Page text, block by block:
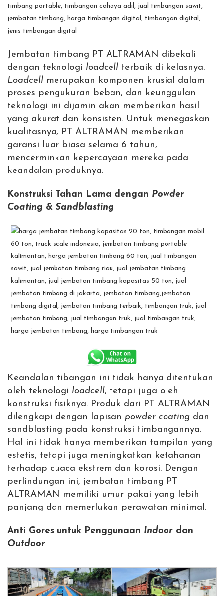
Jembatan timbang PT ALTRAMAN dibekali
dengan teknologi loadcell terbaik di kelasnya.
Loadcell merupakan komponen krusial dalam
proses pengukuran beban, dan keunggulan
teknologi ini dijamin akan memberikan hasil
yang akurat dan konsisten. Untuk menegaskan
kualitasnya, PT ALTRAMAN memberikan
garansi luar biasa selama 6 tahun,
mencerminkan kepercayaan mereka pada
keandalan produknya.
Konstruksi Tahan Lama dengan Powder
Coating & Sandblasting
Keandalan tibangan ini tidak hanya ditentukan
oleh teknologi loadcell, tetapi juga oleh
konstruksi fisiknya. Produk dari PT ALTRAMAN
dilengkapi dengan lapisan powder coating dan
sandblasting pada konstruksi timbangannya.
Hal ini tidak hanya memberikan tampilan yang
estetis, tetapi juga meningkatkan ketahanan
terhadap cuaca ekstrem dan korosi. Dengan
perlindungan ini, jembatan timbang PT
ALTRAMAN memiliki umur pakai yang lebih
panjang dan memerlukan perawatan minimal.
Anti Gores untuk Penggunaan Indoor dan
Outdoor